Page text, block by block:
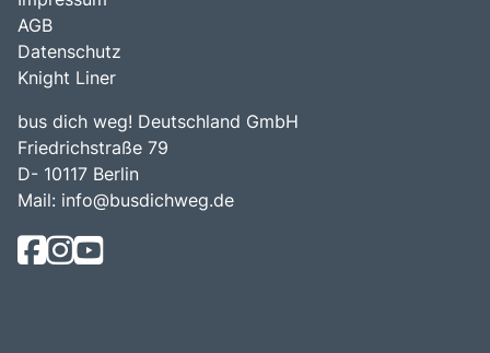
AGB
Datenschutz
Knight Liner
bus dich weg! Deutschland GmbH
Friedrichstraße 79
D- 10117 Berlin
Mail: info@busdichweg.de